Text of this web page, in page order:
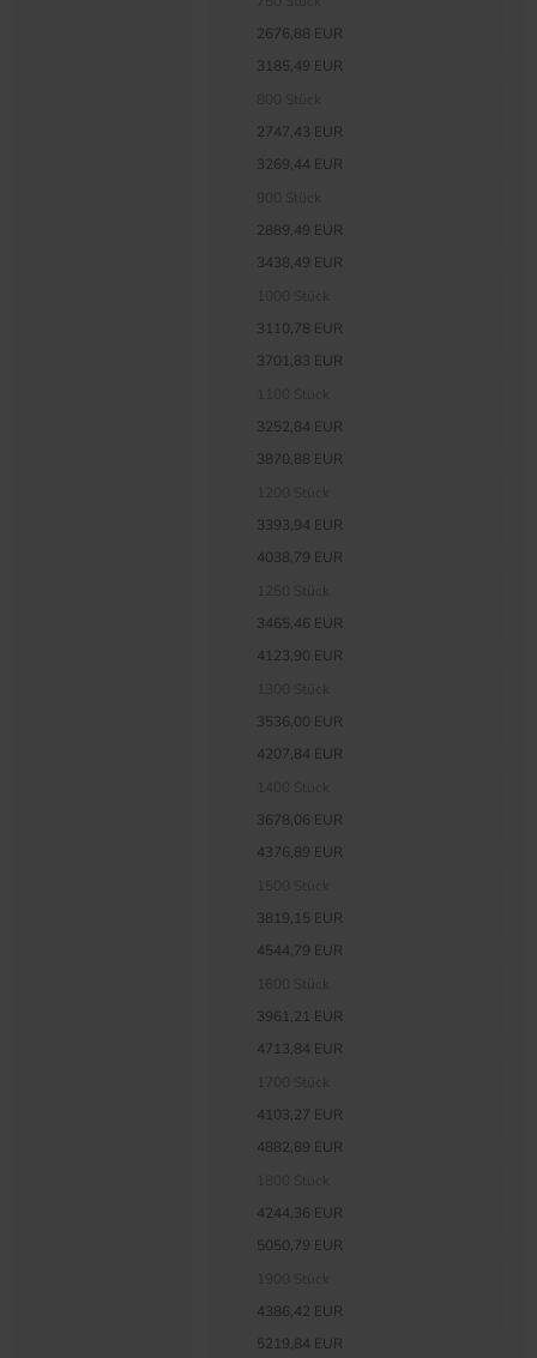
2676,88 EUR
3185,49 EUR
2747,43 EUR
3269,44 EUR
2889,49 EUR
3438,49 EUR
3110,78 EUR
3701,83 EUR
3252,84 EUR
3870,88 EUR
3393,94 EUR
4038,79 EUR
3465,46 EUR
4123,90 EUR
3536,00 EUR
4207,84 EUR
3678,06 EUR
4376,89 EUR
3819,15 EUR
4544,79 EUR
3961,21 EUR
4713,84 EUR
4103,27 EUR
4882,89 EUR
4244,36 EUR
5050,79 EUR
4386,42 EUR
5219,84 EUR